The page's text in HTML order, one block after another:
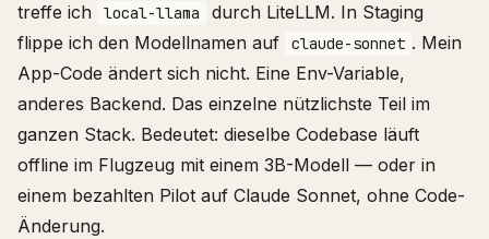
treffe ich
local-llama
durch LiteLLM. In Staging
flippe ich den Modellnamen auf
claude-sonnet . Mein
App-Code ändert sich nicht. Eine Env-Variable,
anderes Backend. Das einzelne nützlichste Teil im
ganzen Stack. Bedeutet: dieselbe Codebase läuft
offline im Flugzeug mit einem 3B-Modell — oder in
einem bezahlten Pilot auf Claude Sonnet, ohne Code-
Änderung.